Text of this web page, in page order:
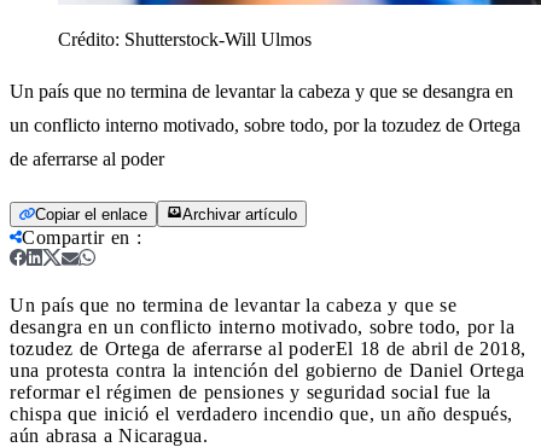
Crédito: Shutterstock-Will Ulmos
Un país que no termina de levantar la cabeza y que se desangra en
un conflicto interno motivado, sobre todo, por la tozudez de Ortega
de aferrarse al poder
Copiar el enlace Archivar artículo
Compartir en :
Un país que no termina de levantar la cabeza y que se
desangra en un conflicto interno motivado, sobre todo, por la
tozudez de Ortega de aferrarse al poderEl 18 de abril de 2018,
una protesta contra la intención del gobierno de Daniel Ortega
reformar el régimen de pensiones y seguridad social fue la
chispa que inició el verdadero incendio que, un año después,
aún abrasa a Nicaragua.